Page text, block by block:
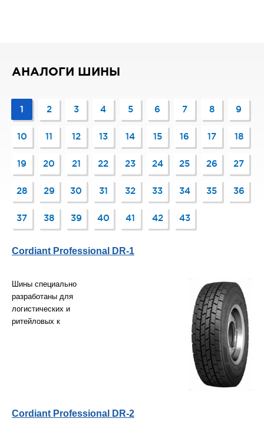
АНАЛОГИ ШИНЫ
1 2 3 4 5 6 7 8 9
10 11 12 13 14 15 16 17 18
19 20 21 22 23 24 25 26 27
28 29 30 31 32 33 34 35 36
37 38 39 40 41 42 43
Cordiant Professional DR-1
Шины специально
разработаны для
логистических и
ритейловых к
Cordiant Professional DR-2